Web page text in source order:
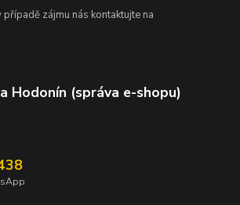
zájmu nás kontaktujte na
Hodonín (správa e-shopu)